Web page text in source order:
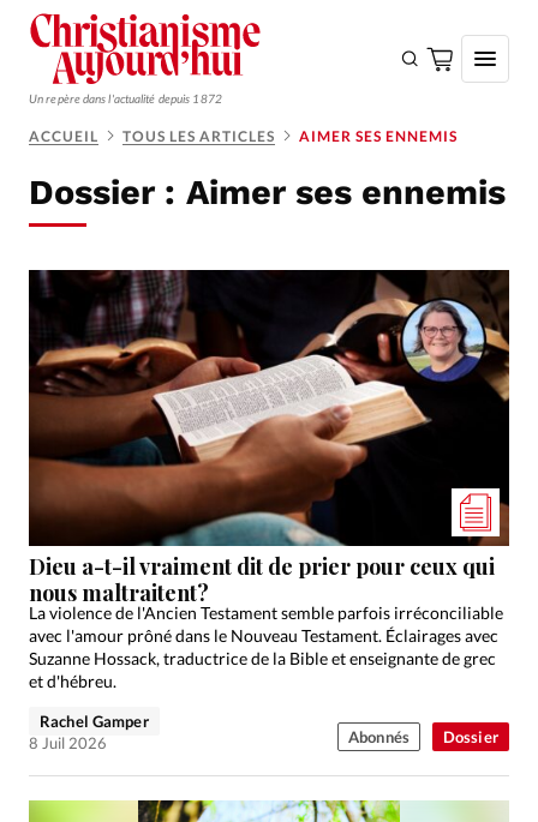
Un repère dans l'actualité depuis 1872
Monde
Opinions
Tous les articles
Faire un don
Emploi
Se connecter
Édition: Internationale
Devise:CHF
RUBRIQUES
Tous les articles
Actualité chrétienne
Actualité internationale
Dossier
Eglises Génération réveil
Monde
Société
Tour du monde des Eglises
Trait d'Ixène
ACCUEIL TOUS LES ARTICLES AIMER SES ENNEMIS
Dossier : Aimer ses ennemis
Dossier
Dieu a-t-il vraiment dit de prier pour ceux qui
nous maltraitent?
La violence de l'Ancien Testament semble parfois irréconciliable
avec l'amour prôné dans le Nouveau Testament. Éclairages avec
Suzanne Hossack, traductrice de la Bible et enseignante de grec
et d'hébreu.
Rachel Gamper
8 Juil 2026
Abonnés